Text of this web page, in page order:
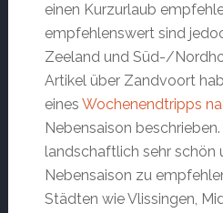
einen Kurzurlaub
empfehlenswert sind
Zeeland und Süd-/
Artikel über Zandvoort
eines Wochenendtripps
Nebensaison
landschaftlich sehr schön
Nebensaison zu
Städten wie Vlissingen,